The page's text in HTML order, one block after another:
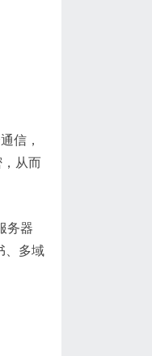
信，
从而
务器
、多域